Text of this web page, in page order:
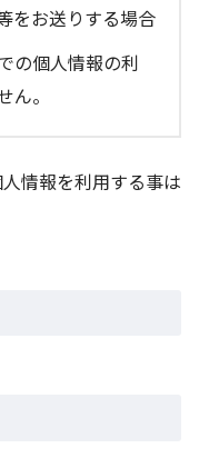
をお送りする場合
の個人情報の利
。
情報を利用する事は